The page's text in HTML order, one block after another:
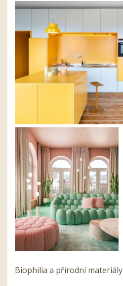
Biophilia a přírodní materiály